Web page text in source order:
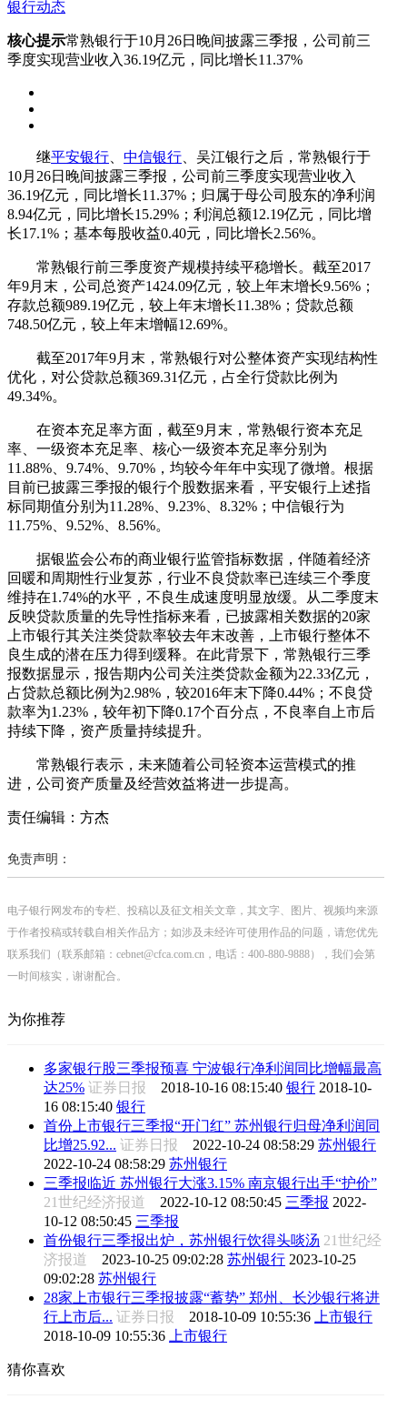
银行动态
核心提示常熟银行于10月26日晚间披露三季报，公司前三
季度实现营业收入36.19亿元，同比增长11.37%
继平安银行 中信银行 、吴江银行之后，常熟银行于
10月26日晚间披露三季报，公司前三季度实现营业收入
36.19亿元，同比增长11.37%；归属于母公司股东的净利润
8.94亿元，同比增长15.29%；利润总额12.19亿元，同比增
长17.1%；基本每股收益0.40元，同比增长2.56%。
常熟银行前三季度资产规模持续平稳增长。截至2017
年9月末，公司总资产1424.09亿元，较上年末增长9.56%；
存款总额989.19亿元，较上年末增长11.38%；贷款总额
748.50亿元，较上年末增幅12.69%。
截至2017年9月末，常熟银行对公整体资产实现结构性
优化，对公贷款总额369.31亿元，占全行贷款比例为
49.34%。
在资本充足率方面，截至9月末，常熟银行资本充足
率、一级资本充足率、核心一级资本充足率分别为
11.88%、9.74%、9.70%，均较今年年中实现了微增。根据
目前已披露三季报的银行个股数据来看，平安银行上述指
标同期值分别为11.28%、9.23%、8.32%；中信银行为
11.75%、9.52%、8.56%。
据银监会公布的商业银行监管指标数据，伴随着经济
回暖和周期性行业复苏，行业不良贷款率已连续三个季度
维持在1.74%的水平，不良生成速度明显放缓。从二季度末
反映贷款质量的先导性指标来看，已披露相关数据的20家
上市银行其关注类贷款率较去年末改善，上市银行整体不
良生成的潜在压力得到缓释。在此背景下，常熟银行三季
报数据显示，报告期内公司关注类贷款金额为22.33亿元，
占贷款总额比例为2.98%，较2016年末下降0.44%；不良贷
款率为1.23%，较年初下降0.17个百分点，不良率自上市后
持续下降，资产质量持续提升。
常熟银行表示，未来随着公司轻资本运营模式的推
进，公司资产质量及经营效益将进一步提高。
责任编辑：方杰
免责声明：
电子银行网发布的专栏、投稿以及征文相关文章，其文字、图片、视频均来源
于作者投稿或转载自相关作品方；如涉及未经许可使用作品的问题，请您优先
联系我们（联系邮箱：cebnet@cfca.com.cn，电话：400-880-9888），我们会第
一时间核实，谢谢配合。
为你推荐
多家银行股三季报预喜 宁波银行净利润同比增幅最高
达25% 证券日报 2018-10-16 08:15:40 银行 2018-10-
16 08:15:40 银行
首份上市银行三季报“开门红” 苏州银行归母净利润同
比增25.92... 证券日报 2022-10-24 08:58:29 苏州银行
2022-10-24 08:58:29 苏州银行
三季报临近 苏州银行大涨3.15% 南京银行出手“护价”
21世纪经济报道 2022-10-12 08:50:45 三季报 2022-
10-12 08:50:45 三季报
首份银行三季报出炉，苏州银行饮得头啖汤 21世纪经
济报道 2023-10-25 09:02:28 苏州银行 2023-10-25
09:02:28 苏州银行
28家上市银行三季报披露“蓄势” 郑州、长沙银行将进
行上市后... 证券日报 2018-10-09 10:55:36
上市银行
2018-10-09 10:55:36
上市银行
猜你喜欢